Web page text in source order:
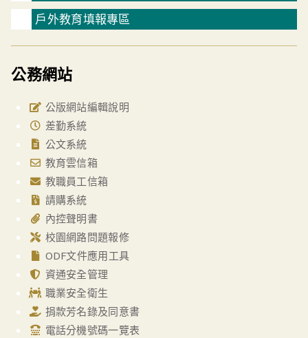
戶外教育填報專區
公務網站
公版網站編輯說明
差勤系統
公文系統
教育雲信箱
教職員工信箱
請購系統
內控聲明書
校園網路問題報修
ODF文件應用工具
資通安全管理
職業安全衛生
捐款芳名錄及同意書
電話分機號碼一覽表